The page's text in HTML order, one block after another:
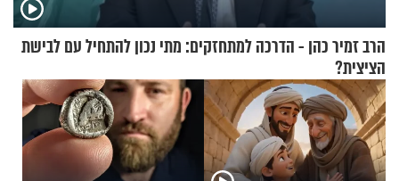
הרב זמיר כהן - הדרכה למתחזקים: מתי נכון להתחיל עם לבישת
הציצית?